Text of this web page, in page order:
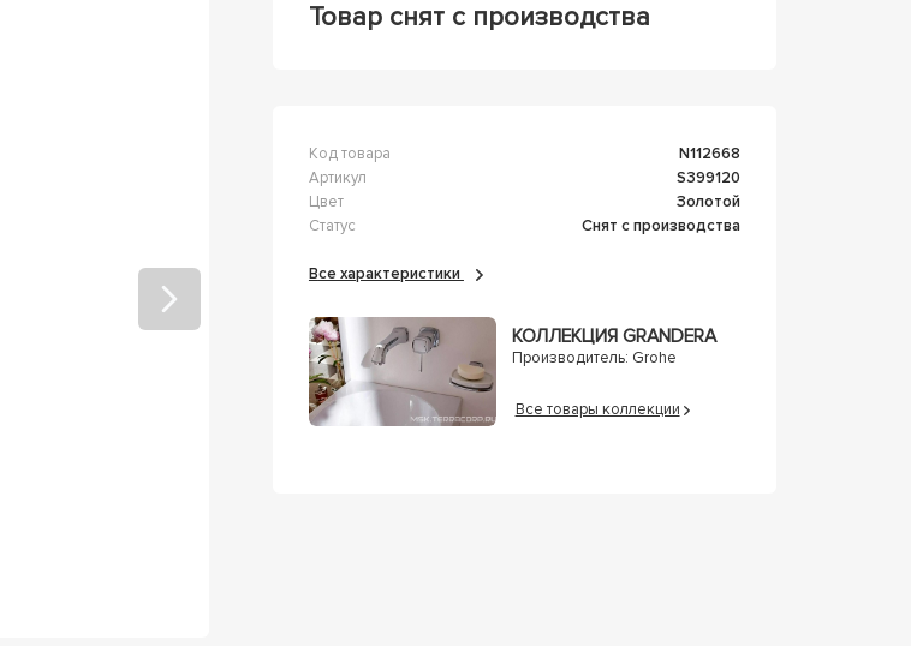
Товар снят с производства
Код товара
n112668
Артикул
s399120
Цвет
Золотой
Статус
Снят с производства
Все характеристики
КОЛЛЕКЦИЯ GRANDERA
Производитель: Grohe
Все товары коллекции